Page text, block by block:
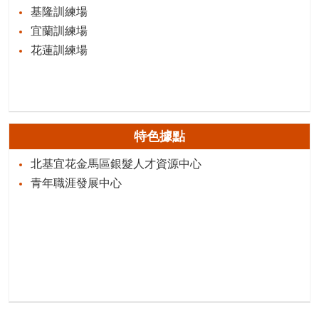
基隆訓練場
宜蘭訓練場
花蓮訓練場
特色據點
北基宜花金馬區銀髮人才資源中心
青年職涯發展中心